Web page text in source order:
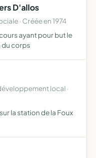
D'allos
· Créée en 1974
ayant pour but le
corps
local ·
la station de la Foux